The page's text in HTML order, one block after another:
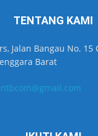
TENTANG KAMI
Jalan Bangau No. 15
Barat